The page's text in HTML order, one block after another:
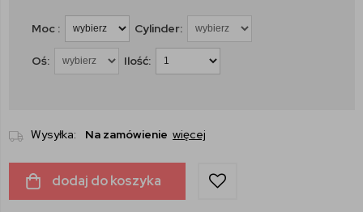
Moc : Cylinder:
Oś: Ilość:
Wysyłka: Na zamówienie więcej
dodaj do koszyka